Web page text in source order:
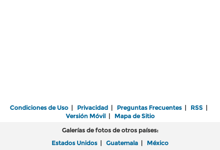
Condiciones de Uso | Privacidad | Preguntas Frecuentes | RSS |
Versión Móvil| Mapa de Sitio
Galerías de fotos de otros países:
Estados Unidos | Guatemala | México